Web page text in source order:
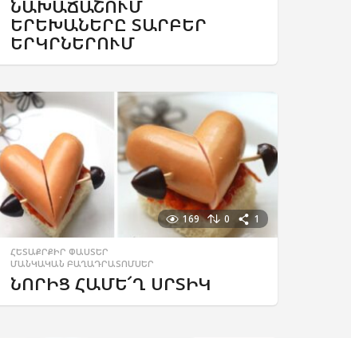
ՆԱԽԱՃԱՇՈՒՄ
ԵՐԵԽԱՆԵՐԸ ՏԱՐԲԵՐ
ԵՐԿՐՆԵՐՈՒՄ
169 0 1
ՀԵՏԱՔՐՔԻՐ ՓԱՍՏԵՐ
ՄԱՆԿԱԿԱՆ ԲԱՂԱԴՐԱՏՈՄՍԵՐ
ՆՈՐԻՑ ՀԱՄԵ՜Ղ ՍՐՏԻԿ